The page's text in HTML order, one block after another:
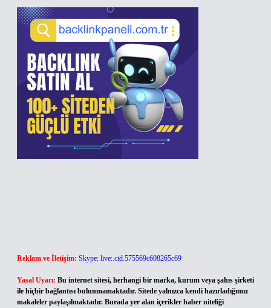
Reklam ve İletişim: Skype: live:.cid.575569c608265c69
Yasal Uyarı: Bu internet sitesi, herhangi bir marka, kurum veya şahıs şirketi
ile hiçbir bağlantısı bulunmamaktadır. Sitede yalnızca kendi hazırladığımız
makaleler paylaşılmaktadır. Burada yer alan içerikler haber niteliği